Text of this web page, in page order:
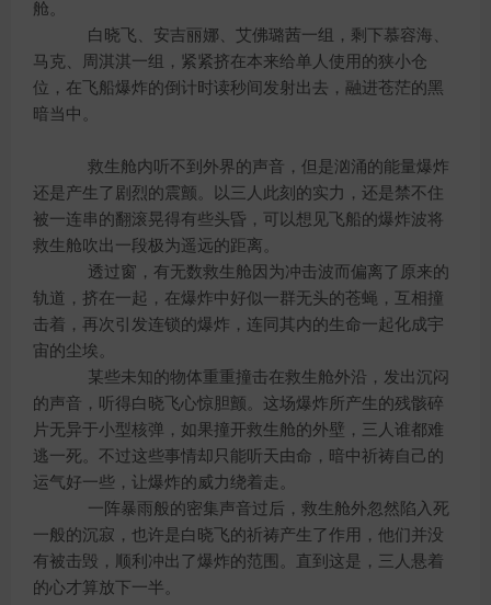
舱。
白晓飞、安吉丽娜、艾佛璐茜一组，剩下慕容海、
马克、周淇淇一组，紧紧挤在本来给单人使用的狭小仓
位，在飞船爆炸的倒计时读秒间发射出去，融进苍茫的黑
暗当中。
救生舱内听不到外界的声音，但是汹涌的能量爆炸
还是产生了剧烈的震颤。以三人此刻的实力，还是禁不住
被一连串的翻滚晃得有些头昏，可以想见飞船的爆炸波将
救生舱吹出一段极为遥远的距离。
透过窗，有无数救生舱因为冲击波而偏离了原来的
轨道，挤在一起，在爆炸中好似一群无头的苍蝇，互相撞
击着，再次引发连锁的爆炸，连同其内的生命一起化成宇
宙的尘埃。
某些未知的物体重重撞击在救生舱外沿，发出沉闷
的声音，听得白晓飞心惊胆颤。这场爆炸所产生的残骸碎
片无异于小型核弹，如果撞开救生舱的外壁，三人谁都难
逃一死。不过这些事情却只能听天由命，暗中祈祷自己的
运气好一些，让爆炸的威力绕着走。
一阵暴雨般的密集声音过后，救生舱外忽然陷入死
一般的沉寂，也许是白晓飞的祈祷产生了作用，他们并没
有被击毁，顺利冲出了爆炸的范围。直到这是，三人悬着
的心才算放下一半。